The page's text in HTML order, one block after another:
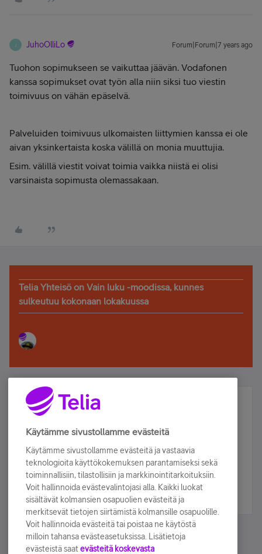
J JuhoOlliLo Forum|Forum|7 years ago
Tuohon sopimukseen se vaikuttaa jäävän. Vodafonen
kanssa sopimukset ovat työn alla niin siksi tuo viestin
toimivuus on vähän epäselvä.
Palveluiden toimivuus ulkomaisten liittymien kanssa ei ole
aivan yksinkertaista koska välillä on monia muuttujia.
Esim. välillä viestit voivat toimia vaikka niistä ei olisi
varsinaista sopimusta olemassakaan.
Telia Yhteisö on Vain luku -moodissa, kunnes
sulkeutuu kokonaan lokakuussa
Älä jää paitsi – osallistu ja voita!
Tilaa Telian uutiskirje ja olet mukana arvonnassa.
sähköpostiisi.
Tilaa nyt
Käytämme sivustollamme evästeitä
Käytämme sivustollamme evästeitä ja vastaavia
teknologioita käyttökokemuksen parantamiseksi sekä
toiminnallisiin, tilastollisiin ja markkinointitarkoituksiin.
Voit hallinnoida evästevalintojasi alla. Kaikki luokat
sisältävät kolmansien osapuolien evästeitä ja
merkitsevät tietojen siirtämistä kolmansille osapuolille.
Voit hallinnoida evästeitä tai poistaa ne käytöstä
milloin tahansa evästeasetuksissa. Lisätietoja
evästeistä saat evästeitä koskevasta